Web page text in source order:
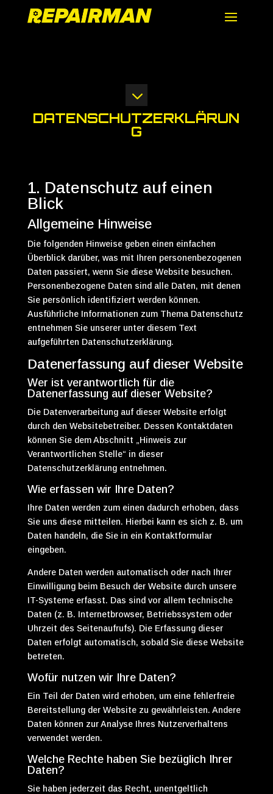
3
DATENSCHUTZERKLÄRUN
G
1. Datenschutz auf einen
Blick
Allgemeine Hinweise
Die folgenden Hinweise geben einen einfachen
Überblick darüber, was mit Ihren personenbezogenen
Daten passiert, wenn Sie diese Website besuchen.
Personenbezogene Daten sind alle Daten, mit denen
Sie persönlich identifiziert werden können.
Ausführliche Informationen zum Thema Datenschutz
entnehmen Sie unserer unter diesem Text
aufgeführten Datenschutzerklärung.
Datenerfassung auf dieser Website
Wer ist verantwortlich für die
Datenerfassung auf dieser Website?
Die Datenverarbeitung auf dieser Website erfolgt
durch den Websitebetreiber. Dessen Kontaktdaten
können Sie dem Abschnitt „Hinweis zur
Verantwortlichen Stelle“ in dieser
Datenschutzerklärung entnehmen.
Wie erfassen wir Ihre Daten?
Ihre Daten werden zum einen dadurch erhoben, dass
Sie uns diese mitteilen. Hierbei kann es sich z. B. um
Daten handeln, die Sie in ein Kontaktformular
eingeben.
Andere Daten werden automatisch oder nach Ihrer
Einwilligung beim Besuch der Website durch unsere
IT-Systeme erfasst. Das sind vor allem technische
Daten (z. B. Internetbrowser, Betriebssystem oder
Uhrzeit des Seitenaufrufs). Die Erfassung dieser
Daten erfolgt automatisch, sobald Sie diese Website
betreten.
Wofür nutzen wir Ihre Daten?
Ein Teil der Daten wird erhoben, um eine fehlerfreie
Bereitstellung der Website zu gewährleisten. Andere
Daten können zur Analyse Ihres Nutzerverhaltens
verwendet werden.
Welche Rechte haben Sie bezüglich Ihrer
Daten?
Sie haben jederzeit das Recht, unentgeltlich